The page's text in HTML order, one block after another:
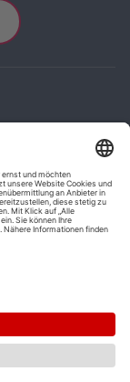
Affiliate-Links.
der Zielseite etwas
oder Online-Shop
ab 9,00 €
möglich.